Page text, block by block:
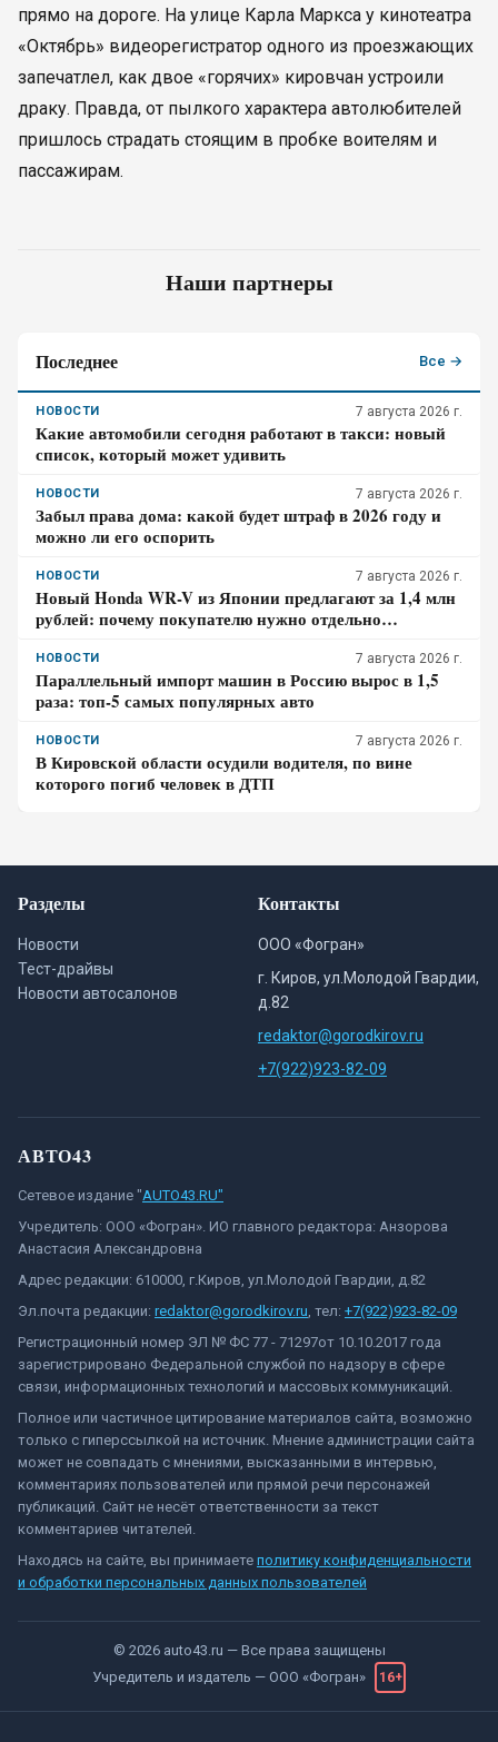
прямо на дороге. На улице Карла Маркса у кинотеатра
«Октябрь» видеорегистратор одного из проезжающих
запечатлел, как двое «горячих» кировчан устроили
драку. Правда, от пылкого характера автолюбителей
пришлось страдать стоящим в пробке воителям и
пассажирам.
Наши партнеры
Последнее Все →
НОВОСТИ 7 августа 2026 г.
Какие автомобили сегодня работают в такси: новый
список, который может удивить
НОВОСТИ 7 августа 2026 г.
Забыл права дома: какой будет штраф в 2026 году и
можно ли его оспорить
НОВОСТИ 7 августа 2026 г.
Новый Honda WR-V из Японии предлагают за 1,4 млн
рублей: почему покупателю нужно отдельно
НОВОСТИ 7 августа 2026 г.
Параллельный импорт машин в Россию вырос в 1,5
раза: топ-5 самых популярных авто
НОВОСТИ 7 августа 2026 г.
В Кировской области осудили водителя, по вине
которого погиб человек в ДТП
Разделы
Новости
Тест-драйвы
Новости автосалонов
Контакты
ООО «Фогран»
г. Киров, ул.Молодой Гвардии,
д.82
redaktor@gorodkirov.ru
+7(922)923-82-09
АВТО43
Сетевое издание "AUTO43.RU"
Учредитель: ООО «Фогран». ИО главного редактора: Анзорова
Анастасия Александровна
Адрес редакции: 610000, г.Киров, ул.Молодой Гвардии, д.82
Эл.почта редакции: redaktor@gorodkirov.ru, тел: +7(922)923-82-09
Регистрационный номер ЭЛ № ФС 77 - 71297от 10.10.2017 года
зарегистрировано Федеральной службой по надзору в сфере
связи, информационных технологий и массовых коммуникаций.
Полное или частичное цитирование материалов сайта, возможно
только с гиперссылкой на источник. Мнение администрации сайта
может не совпадать с мнениями, высказанными в интервью,
комментариях пользователей или прямой речи персонажей
публикаций. Сайт не несёт ответственности за текст
комментариев читателей.
Находясь на сайте, вы принимаете политику конфиденциальности
и обработки персональных данных пользователей
© 2026 auto43.ru — Все права защищены
Учредитель и издатель — ООО «Фогран» 16+